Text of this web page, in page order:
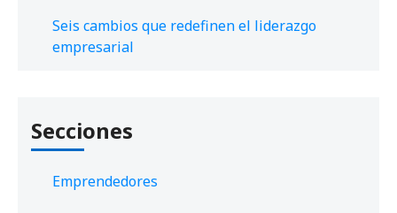
Seis cambios que redefinen el liderazgo
empresarial
Secciones
Emprendedores